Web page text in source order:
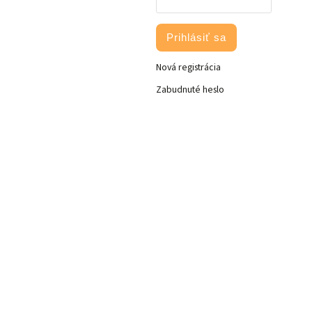
Prihlásiť sa
Nová registrácia
Zabudnuté heslo